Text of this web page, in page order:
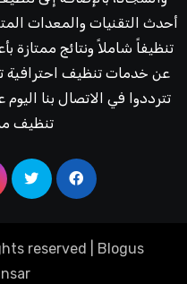
أحدث التقنيات والمعدات
تنظيفاً شاملاً ونتائج ممتازة
عن خدمات تنظيف احترافية
تنظيف
reserved Blogus